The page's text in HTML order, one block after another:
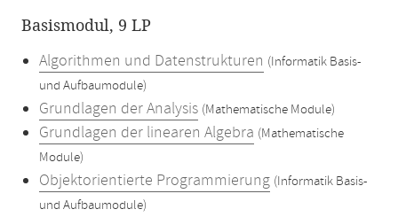
Basismodul, 9 LP
Algorithmen und Datenstrukturen (Informatik Basis-
und Aufbaumodule)
Grundlagen der Analysis (Mathematische Module)
Grundlagen der linearen Algebra (Mathematische
Module)
Objektorientierte Programmierung (Informatik Basis-
und Aufbaumodule)